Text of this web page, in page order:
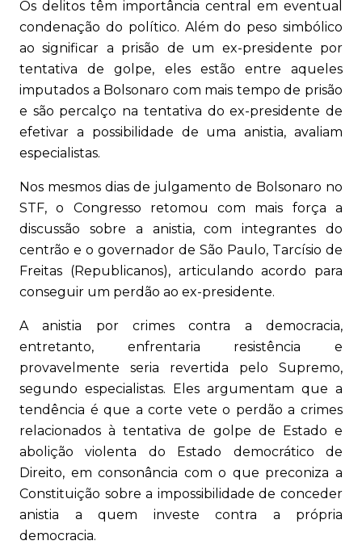
Os delitos têm importância central em eventual
condenação do político. Além do peso simbólico
ao significar a prisão de um ex-presidente por
tentativa de golpe, eles estão entre aqueles
imputados a Bolsonaro com mais tempo de prisão
e são percalço na tentativa do ex-presidente de
efetivar a possibilidade de uma anistia, avaliam
especialistas.
Nos mesmos dias de julgamento de Bolsonaro no
STF, o Congresso retomou com mais força a
discussão sobre a anistia, com integrantes do
centrão e o governador de São Paulo, Tarcísio de
Freitas (Republicanos), articulando acordo para
conseguir um perdão ao ex-presidente.
A anistia por crimes contra a democracia,
entretanto, enfrentaria resistência e
provavelmente seria revertida pelo Supremo,
segundo especialistas. Eles argumentam que a
tendência é que a corte vete o perdão a crimes
relacionados à tentativa de golpe de Estado e
abolição violenta do Estado democrático de
Direito, em consonância com o que preconiza a
Constituição sobre a impossibilidade de conceder
anistia a quem investe contra a própria
democracia.